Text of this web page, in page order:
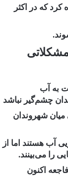
که در اکثر
به آب
چشم‌گیر نباشد
میان شهروندان
آب هستند اما از
را می‌بینند.
اکنون